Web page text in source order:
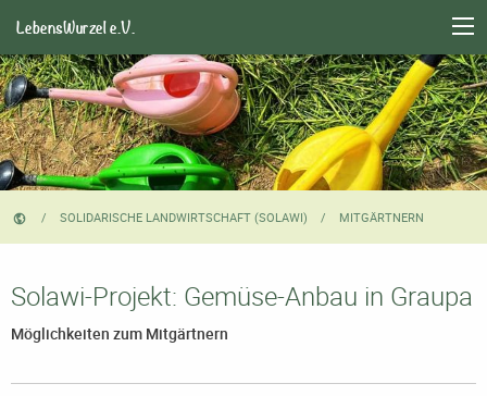
LebensWurzel e.V.
SOLIDARISCHE LANDWIRTSCHAFT (SOLAWI) CURRENT:
MITGÄRTNERN
Solawi-Projekt: Gemüse-Anbau in Graupa
Möglichkeiten zum Mitgärtnern